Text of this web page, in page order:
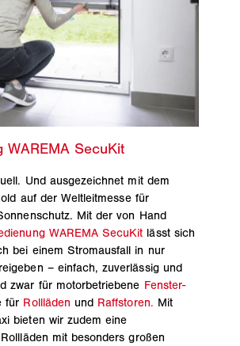
Und ausgezeichnet mit dem
auf der Weltleitmesse für
Mit der von Hand
WAREMA SecuKit lässt sich
bei einem Stromausfall in nur
– einfach, zuverlässig und
zwar für motorbetriebene Fenster-
für Rollläden und Raffstoren. Mit
bieten wir zudem eine
mit besonders großen